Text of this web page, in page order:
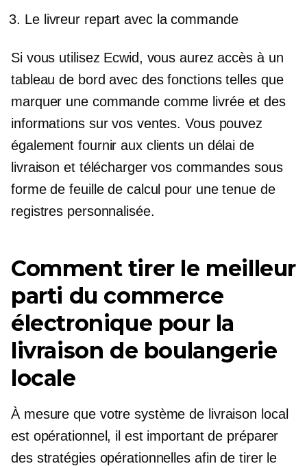
Le livreur repart avec la commande
Si vous utilisez Ecwid, vous aurez accès à un
tableau de bord avec des fonctions telles que
marquer une commande comme livrée et des
informations sur vos ventes. Vous pouvez
également fournir aux clients un délai de
livraison et télécharger vos commandes sous
forme de feuille de calcul pour une tenue de
registres personnalisée.
Comment tirer le meilleur
parti du commerce
électronique pour la
livraison de boulangerie
locale
À mesure que votre système de livraison local
est opérationnel, il est important de préparer
des stratégies opérationnelles afin de tirer le